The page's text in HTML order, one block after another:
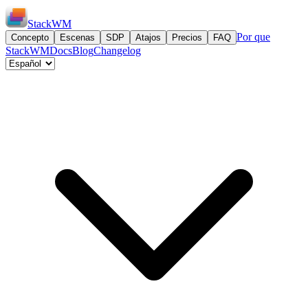
StackWM
Concepto Escenas SDP Atajos Precios FAQ Por que
StackWMDocsBlogChangelog